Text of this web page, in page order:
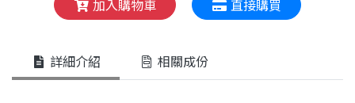
加入購物車 直接購買
詳細介紹 相關成份